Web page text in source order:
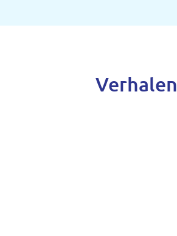
Verhalen